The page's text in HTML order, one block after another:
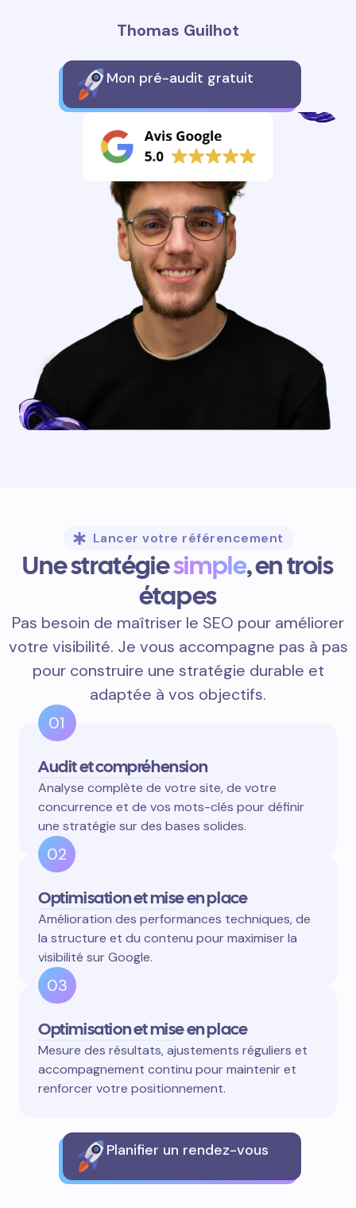
Thomas Guilhot
Mon pré-audit gratuit
Lancer votre référencement
Une stratégiesimple, en trois
étapes
Pas besoin de maîtriser le SEO pour améliorer
votre visibilité. Je vous accompagne pas à pas
pour construire une stratégie durable et
adaptée à vos objectifs.
01
Audit et compréhension
Analyse complète de votre site, de votre
concurrence et de vos mots-clés pour définir
une stratégie sur des bases solides.
02
Optimisation et mise en place
Amélioration des performances techniques, de
la structure et du contenu pour maximiser la
visibilité sur Google.
03
Optimisation et mise en place
Mesure des résultats, ajustements réguliers et
accompagnement continu pour maintenir et
renforcer votre positionnement.
Planifier un rendez-vous